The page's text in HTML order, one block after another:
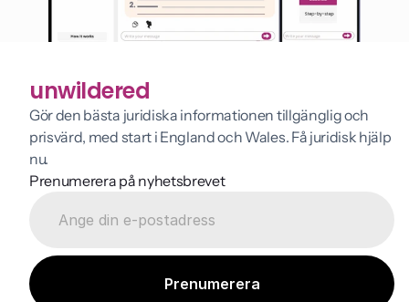
unwildered
Gör den bästa juridiska informationen tillgänglig och
prisvärd, med start i England och Wales. Få juridisk hjälp
nu.
Prenumerera på nyhetsbrevet